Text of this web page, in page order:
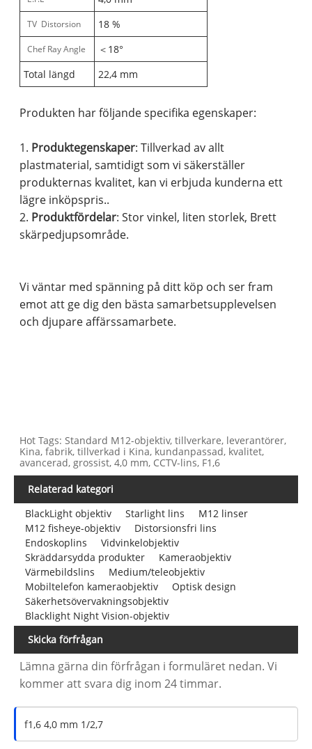
TV Distorsion 18 %
Chef Ray Angle
＜18°
Total längd
22,4 mm
Produkten har följande specifika egenskaper:
1. Produktegenskaper: Tillverkad av allt
plastmaterial, samtidigt som vi säkerställer
produkternas kvalitet, kan vi erbjuda kunderna ett
lägre inköpspris..
2. Produktfördelar: Stor vinkel, liten storlek, Brett
skärpedjupsområde.
Vi väntar med spänning på ditt köp och ser fram
emot att ge dig den bästa samarbetsupplevelsen
och djupare affärssamarbete.
Hot Tags: Standard M12-objektiv, tillverkare, leverantörer,
Kina, fabrik, tillverkad i Kina, kundanpassad, kvalitet,
avancerad, grossist, 4,0 mm, CCTV-lins, F1,6
Relaterad kategori
BlackLight objektiv
Starlight lins
M12 linser
M12 fisheye-objektiv
Distorsionsfri lins
Endoskoplins
Vidvinkelobjektiv
Skräddarsydda produkter
Kameraobjektiv
Värmebildslins
Medium/teleobjektiv
Mobiltelefon kameraobjektiv
Optisk design
Säkerhetsövervakningsobjektiv
Blacklight Night Vision-objektiv
Skicka förfrågan
Lämna gärna din förfrågan i formuläret nedan. Vi
kommer att svara dig inom 24 timmar.